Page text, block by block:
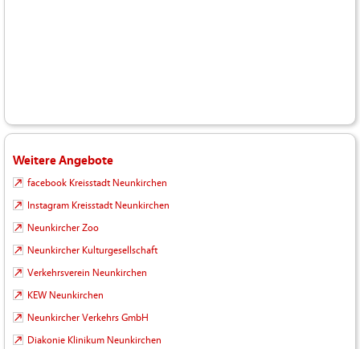
Weitere Angebote
facebook Kreisstadt Neunkirchen
Instagram Kreisstadt Neunkirchen
Neunkircher Zoo
Neunkircher Kulturgesellschaft
Verkehrsverein Neunkirchen
KEW Neunkirchen
Neunkircher Verkehrs GmbH
Diakonie Klinikum Neunkirchen